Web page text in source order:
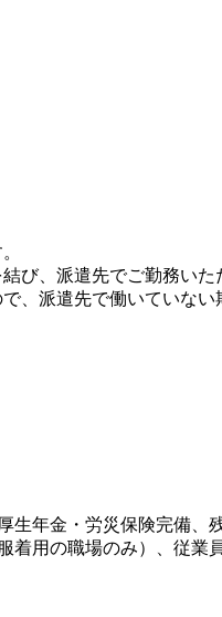
び、派遣先でご勤務いた
、派遣先で働いていな
年金・労災保険完備、
用の職場のみ）、従業